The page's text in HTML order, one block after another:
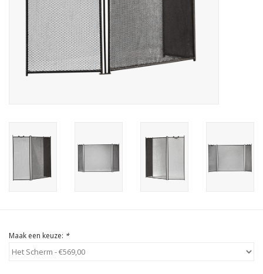
& Marmer
Outlet
Tevreden Klanten
AI-Ready Database
Login
Maak een keuze: *